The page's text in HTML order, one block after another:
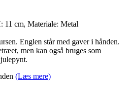
cm, Materiale: Metal
Englen står med gaver i hånden.
men kan også bruges som
(Læs mere)